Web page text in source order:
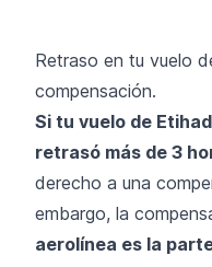
Retraso en tu vuelo
compensación.
Si tu vuelo de
retrasó más de 3
derecho a una
embargo, la
aerolínea es la